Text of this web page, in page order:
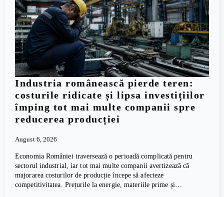
Industria românească pierde teren:
costurile ridicate și lipsa investițiilor
împing tot mai multe companii spre
reducerea producției
August 6, 2026
Economia României traversează o perioadă complicată pentru
sectorul industrial, iar tot mai multe companii avertizează că
majorarea costurilor de producție începe să afecteze
competitivitatea. Prețurile la energie, materiile prime și…